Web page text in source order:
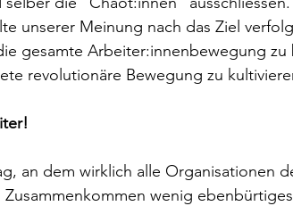
unserer Meinung nach das Ziel
gesamte Arbeiter:innenbewegung
revolutionäre Bewegung zu
an dem wirklich alle Organisationen
wenig